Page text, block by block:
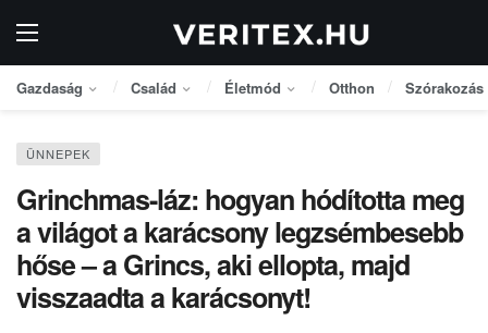
Gazdaság Család Életmód Otthon Szórakozás
ÜNNEPEK
Grinchmas-láz: hogyan hódította meg
a világot a karácsony legzsémbesebb
hőse – a Grincs, aki ellopta, majd
visszaadta a karácsonyt!